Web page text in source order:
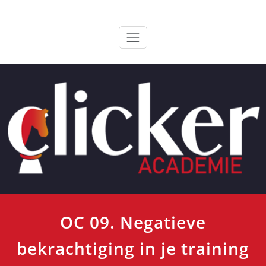
ClickerAcademie
OC 09. Negatieve
bekrachtiging in je training